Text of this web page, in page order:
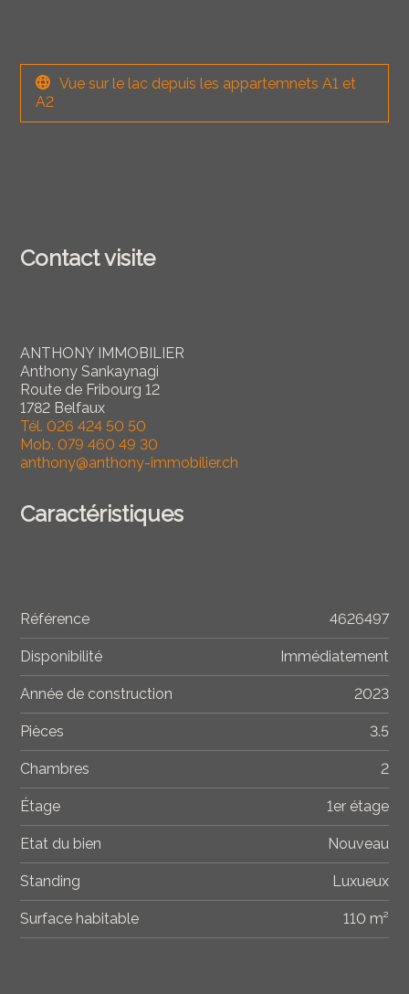
Vue sur le lac depuis les appartemnets A1 et
A2
Contact visite
ANTHONY IMMOBILIER
Anthony Sankaynagi
Route de Fribourg 12
1782 Belfaux
Tél.026 424 50 50
Mob.079 460 49 30
anthony@anthony-immobilier.ch
Caractéristiques
Référence 4626497
Disponibilité Immédiatement
Année de construction 2023
Pièces 3.5
Chambres 2
Étage 1er étage
Etat du bien Nouveau
Standing Luxueux
Surface habitable 110 m²